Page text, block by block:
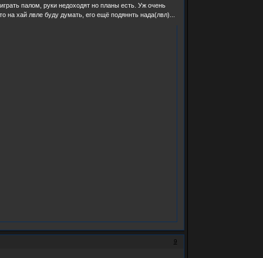
палом, руки недоходят но планы есть. Уж очень
на хай лвле буду думать, его ещё подяннть нада(лвл)...
9